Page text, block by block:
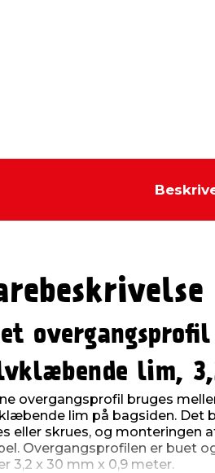
overgangsprofil
lim,
overgangsprofil bruges
lim på bagsiden. Det
eller skrues, og monteringen
Overgangsprofilen er buet
3,2 x 30 mm x 0,9 meter.